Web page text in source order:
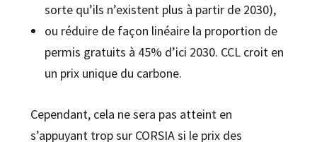
sorte qu’ils n’existent plus à partir de 2030),
ou réduire de façon linéaire la proportion de
permis gratuits à 45% d’ici 2030. CCL croit en
un prix unique du carbone.
Cependant, cela ne sera pas atteint en
s’appuyant trop sur CORSIA si le prix des